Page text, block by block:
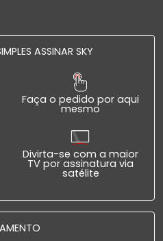
ASSINAR SKY
Faça o pedido por aqui
mesmo
Divirta-se com a maior
TV por assinatura via
satélite